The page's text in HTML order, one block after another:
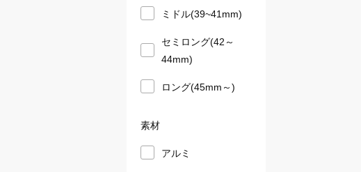
ミドル(39~41mm)
セミロング(42～
44mm)
ロング(45mm～)
素材
アルミ